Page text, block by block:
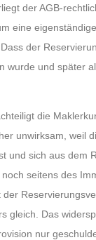
der AGB-
eine
der
wurde und später
die
unwirksam, weil
und sich aus dem
seitens des
gleich. Das
nur